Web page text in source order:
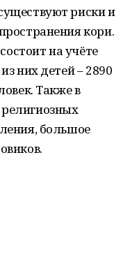
риски и
кори.
на учёте
них детей – 2890
Также в
большое